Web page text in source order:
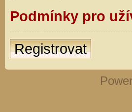
Podmínky pro
Registrovat